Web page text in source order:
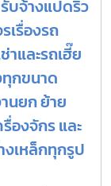
บจ้างแปดริ้ว
เรื่องรถ
าและรถเฮี๊ย
กขนาด
นยก ย้าย
องจักร และ
งเหล็กทุกรูป